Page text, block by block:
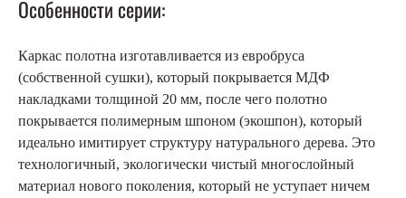
Особенности серии:
Каркас полотна изготавливается из евробруса
(собственной сушки), который покрывается МДФ
накладками толщиной 20 мм, после чего полотно
покрывается полимерным шпоном (экошпон), который
идеально имитирует структуру натурального дерева. Это
технологичный, экологически чистый многослойный
материал нового поколения, который не уступает ничем